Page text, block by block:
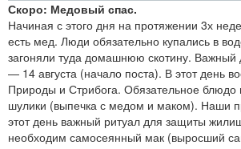
Скоро: Медовый спас.
Начиная с этого дня на протяжении 3х
есть мед. Люди обязательно купались в
загоняли туда домашнюю скотину. Важный
— 14 августа (начало поста). В этот день
Природы и Стрибога. Обязательное
шулики (выпечка с медом и маком). Наши
этот день важный ритуал для защиты
необходим самосеянный мак (выросший